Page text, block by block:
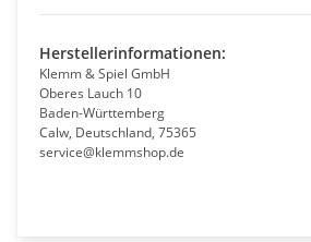
Herstellerinformationen:
Klemm & Spiel GmbH
Oberes Lauch 10
Baden-Württemberg
Calw, Deutschland, 75365
service@klemmshop.de